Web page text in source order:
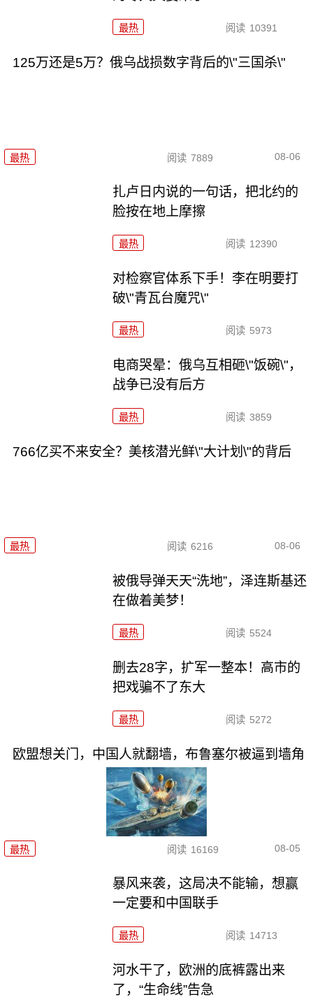
最热 阅读 10391
125万还是5万？俄乌战损数字背后的\"三国杀\"
最热 阅读 7889 08-06
扎卢日内说的一句话，把北约的
脸按在地上摩擦
最热 阅读 12390
对检察官体系下手！李在明要打
破\"青瓦台魔咒\"
最热 阅读 5973
电商哭晕：俄乌互相砸\"饭碗\"，
战争已没有后方
最热 阅读 3859
766亿买不来安全？美核潜光鲜\"大计划\"的背后
最热 阅读 6216 08-06
被俄导弹天天“洗地”，泽连斯基还
在做着美梦！
最热 阅读 5524
删去28字，扩军一整本！高市的
把戏骗不了东大
最热 阅读 5272
欧盟想关门，中国人就翻墙，布鲁塞尔被逼到墙角
最热 阅读 16169 08-05
暴风来袭，这局决不能输，想赢
一定要和中国联手
最热 阅读 14713
河水干了，欧洲的底裤露出来
了，“生命线”告急